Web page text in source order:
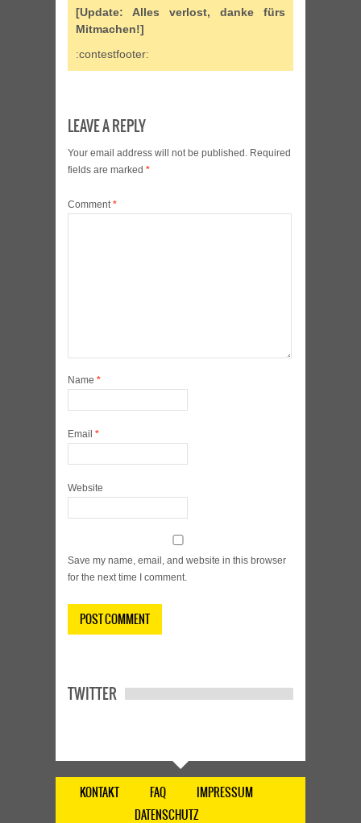
[Update: Alles verlost, danke fürs
Mitmachen!]
:contestfooter:
LEAVE A REPLY
Your email address will not be published. Required
fields are marked *
Comment*
Name *
Email *
Website
Save my name, email, and website in this browser
for the next time I comment.
TWITTER
KONTAKT FAQ
IMPRESSUM
DATENSCHUTZ